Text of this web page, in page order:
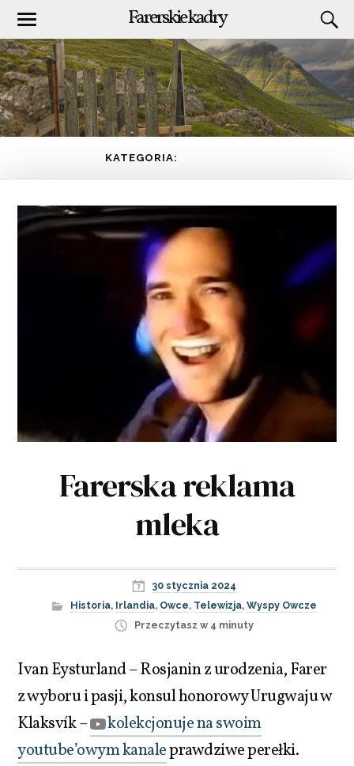
Farerskie kadry
KATEGORIA:
Farerska reklama
mleka
30 stycznia 2024
Historia, Irlandia, Owce, Telewizja, Wyspy Owcze
Przeczytasz w 4 minuty
Ivan Eysturland – Rosjanin z urodzenia, Farer
z wyboru i pasji, konsul honorowy Urugwaju w
Klaksvík –
kolekcjonuje na swoim
youtube’owym kanaleprawdziwe perełki.